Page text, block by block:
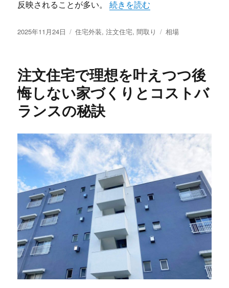
反映されることが多い。“理想を実現するための準備か
続きを読む
投
2025年11月24日
カ
ー
住宅外装,注文住宅,間取り
タ
相場
注文住宅で理想を叶えつつ後
悔しない家づくりとコストバ
ランスの秘訣